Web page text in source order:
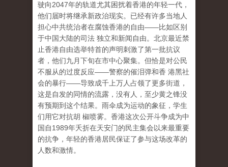
驶向2047年的轨道尤其困扰着香港的年轻一代，
他们届时将继承新政治现实。已经有许多当地人
担心中共统治者在腐蚀香港的自由——比如区别
于中国大陆的司法 独立和新闻自由。北京最近禁
止香港自由选举特首的声明刺激了第一批抗议
者，他们九月下旬在市中心聚集。但恰是对公民
不服从的过度反应——警察的催泪弹和香 港黑社
会的暴行——导致成千上万人占领了更多街道，
这是自发的同情的流露，没有人，至少黄之锋没
有预期到这个结果。雨伞成为运动的象征，学生
们用它对抗胡 椒喷雾。香港这次公开斗争成为中
国自1989年夭折在天安门的民主集会以来最重要
的抗争，年轻的香港居民保证了参与这场改革的
人数和激情。